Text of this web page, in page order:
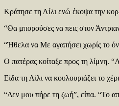
Κράτησε τη Λίλι ενώ έκοψα την
“Θα μπορούσες να πεις στον
“Ήθελα να Με αγαπήσει χωρίς το
Ο πατέρας κοίταξε προς τη λίμνη.
Είδα τη Λίλι να κουλουριάζει το
“Δεν μου πήρε τη ζωή”, είπα. “Το